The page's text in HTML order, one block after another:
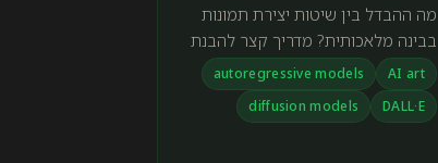
מה ההבדל בין שיטות יצירת תמונות
בבינה מלאכותית? מדריך קצר להבנת
היתרונות, החסרונות וההתאמה
לשימושים שונים ביצירת תמונות עם
AI.
AI art
autoregressive models
DALL·E
diffusion models